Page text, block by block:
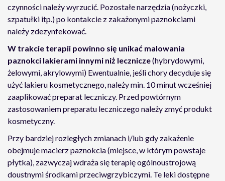
czynności należy wyrzucić. Pozostałe narzędzia (nożyczki,
szpatułki itp.) po kontakcie z zakażonymi paznokciami
należy zdezynfekować.
W trakcie terapii powinno się unikać malowania
paznokci lakierami innymi niż lecznicze(hybrydowymi,
żelowymi, akrylowymi) Ewentualnie, jeśli chory decyduje się
użyć lakieru kosmetycznego, należy min. 10 minut wcześniej
zaaplikować preparat leczniczy. Przed powtórnym
zastosowaniem preparatu leczniczego należy zmyć produkt
kosmetyczny.
Przy bardziej rozległych zmianach i/lub gdy zakażenie
obejmuje macierz paznokcia (miejsce, w którym powstaje
płytka), zazwyczaj wdraża się terapię ogólnoustrojową
doustnymi środkami przeciwgrzybiczymi. Te leki dostępne